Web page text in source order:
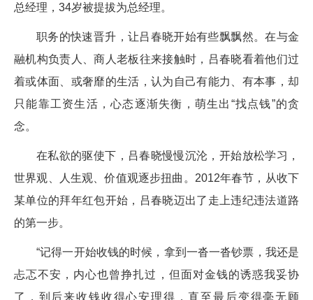
总经理，34岁被提拔为总经理。
职务的快速晋升，让吕春晓开始有些飘飘然。在与金
融机构负责人、商人老板往来接触时，吕春晓看着他们过
着或体面、或奢靡的生活，认为自己有能力、有本事，却
只能靠工资生活，心态逐渐失衡，萌生出“找点钱”的贪
念。
在私欲的驱使下，吕春晓慢慢沉沦，开始放松学习，
世界观、人生观、价值观逐步扭曲。2012年春节，从收下
某单位的拜年红包开始，吕春晓迈出了走上违纪违法道路
的第一步。
“记得一开始收钱的时候，拿到一沓一沓钞票，我还是
忐忑不安，内心也曾挣扎过，但面对金钱的诱惑我妥协
了，到后来收钱收得心安理得，直至最后变得毫无顾